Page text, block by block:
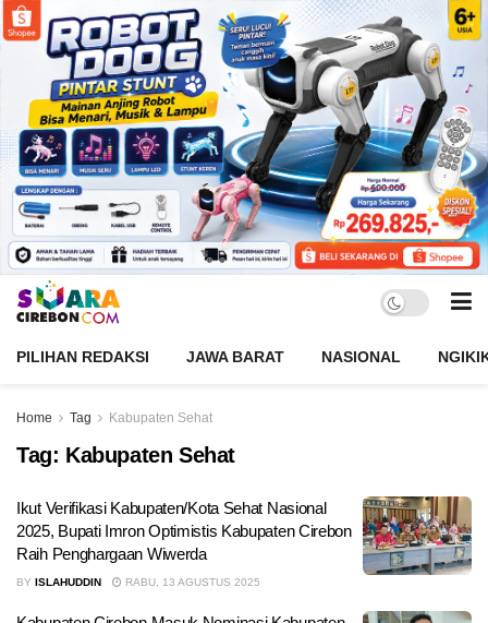
PILIHAN REDAKSI JAWA BARAT NASIONAL
Home Tag Kabupaten Sehat
Tag: Kabupaten Sehat
Ikut Verifikasi Kabupaten/Kota Sehat Nasional
2025, Bupati Imron Optimistis Kabupaten Cirebon
Raih Penghargaan Wiwerda
BY ISLAHUDDIN RABU, 13 AGUSTUS 2025